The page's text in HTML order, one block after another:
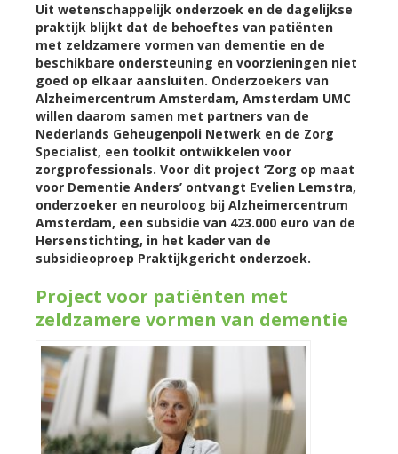
Uit wetenschappelijk onderzoek en de dagelijkse
praktijk blijkt dat de behoeftes van patiënten
met zeldzamere vormen van dementie en de
beschikbare ondersteuning en voorzieningen niet
goed op elkaar aansluiten. Onderzoekers van
Alzheimercentrum Amsterdam, Amsterdam UMC
willen daarom samen met partners van de
Nederlands Geheugenpoli Netwerk en de Zorg
Specialist, een toolkit ontwikkelen voor
zorgprofessionals. Voor dit project ‘Zorg op maat
voor Dementie Anders’ ontvangt Evelien Lemstra,
onderzoeker en neuroloog bij Alzheimercentrum
Amsterdam, een subsidie van 423.000 euro van de
Hersenstichting, in het kader van de
subsidieoproep Praktijkgericht onderzoek.
Project voor patiënten met
zeldzamere vormen van dementie